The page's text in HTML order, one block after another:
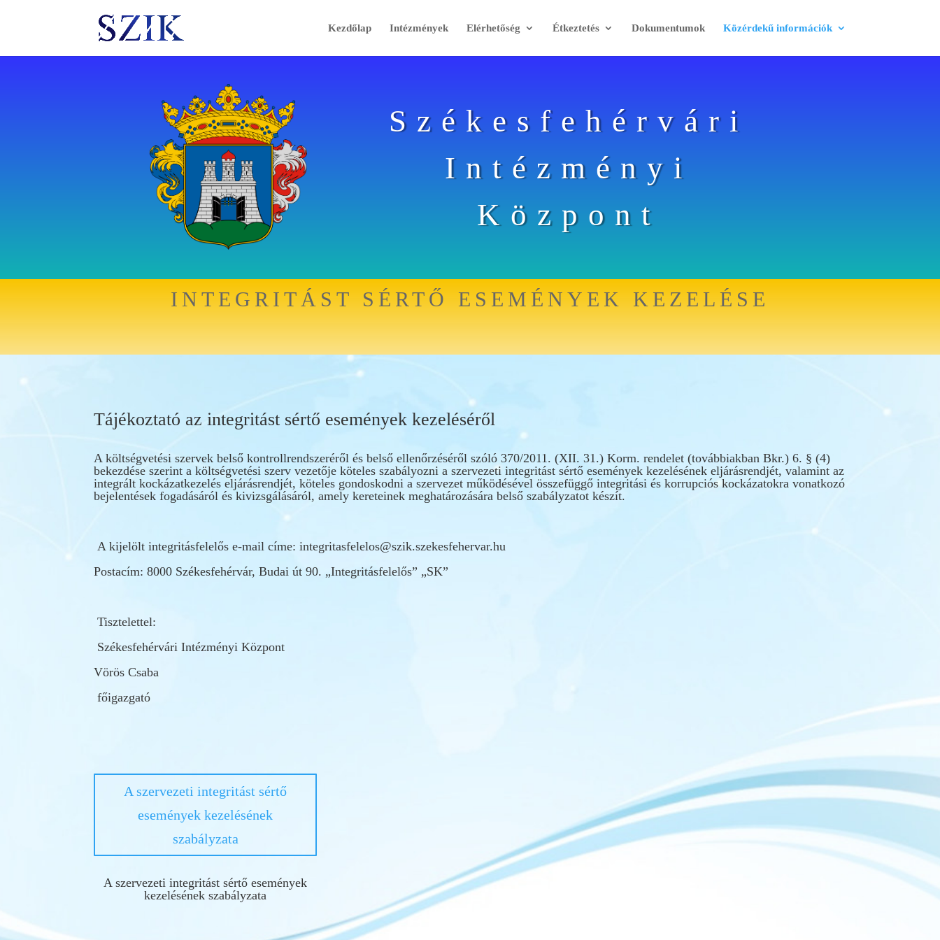
Kezdőlap Intézmények Elérhetőség Étkeztetés Dokumentumok Közérdekű információk
Székesfehérvári
Intézményi
Központ
INTEGRITÁST SÉRTŐ ESEMÉNYEK KEZELÉSE
Tájékoztató az integritást sértő események kezeléséről
A költségvetési szervek belső kontrollrendszeréről és belső ellenőrzéséről szóló 370/2011. (XII. 31.) Korm. rendelet (továbbiakban Bkr.) 6. § (4)
bekezdése szerint a költségvetési szerv vezetője köteles szabályozni a szervezeti integritást sértő események kezelésének eljárásrendjét, valamint az
integrált kockázatkezelés eljárásrendjét, köteles gondoskodni a szervezet működésével összefüggő integritási és korrupciós kockázatokra vonatkozó
bejelentések fogadásáról és kivizsgálásáról, amely kereteinek meghatározására belső szabályzatot készít.
A kijelölt integritásfelelős e-mail címe:integritasfelelos@szik.szekesfehervar.hu
Postacím: 8000 Székesfehérvár, Budai út 90. „Integritásfelelős” „SK”
Tisztelettel:
Székesfehérvári Intézményi Központ
Vörös Csaba
főigazgató
A szervezeti integritást sértő
események kezelésének
szabályzata
A szervezeti integritást sértő események
kezelésének szabályzata